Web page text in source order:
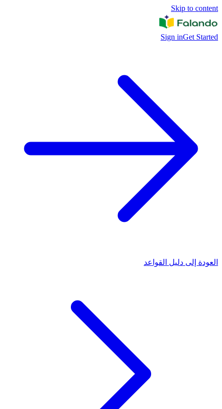
Skip to content
Sign inGet Started
العودة إلى دليل القواعد